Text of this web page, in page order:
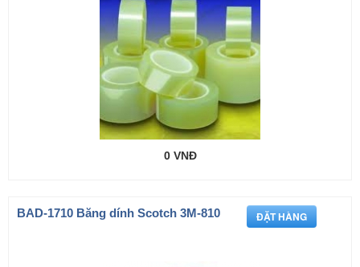
0 VNĐ
BAD-1710 Băng dính Scotch 3M-810